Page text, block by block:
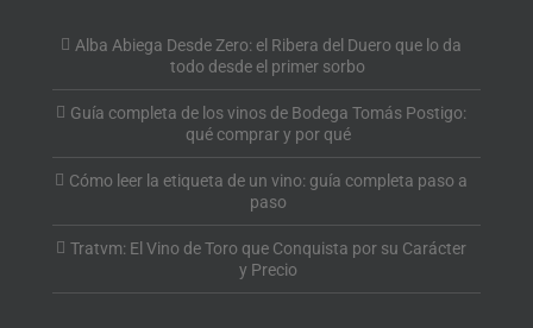
Alba Abiega Desde Zero: el Ribera del Duero que lo da
todo desde el primer sorbo
Guía completa de los vinos de Bodega Tomás Postigo:
qué comprar y por qué
Cómo leer la etiqueta de un vino: guía completa paso a
paso
Tratvm: El Vino de Toro que Conquista por su Carácter
y Precio